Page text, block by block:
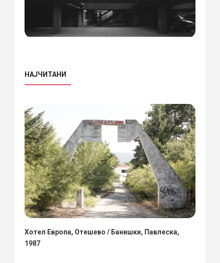
НАЈЧИТАНИ
Хотел Европа, Отешево / Банишки, Павлеска,
1987